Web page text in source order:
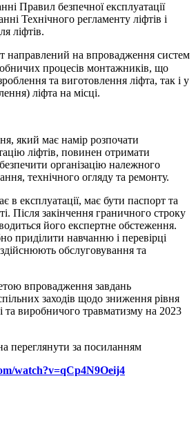
Правил безпечної експлуатації
Технічного регламенту ліфтів і
ліфтів.
направлений на впровадження систем
процесів монтажників, що
та виготовлення ліфта, так і у
ліфта на місці.
який має намір розпочати
ліфтів, повинен отримати
організацію належного
технічного огляду та ремонту.
в експлуатації, має бути паспорт та
Після закінчення граничного строку
його експертне обстеження.
приділити навчанню і перевірці
обслуговування та
впровадження завдань
заходів щодо зниження рівня
та виробничого травматизму на 2023
переглянути за посиланням
watch?v=qCp4N9Oeij4